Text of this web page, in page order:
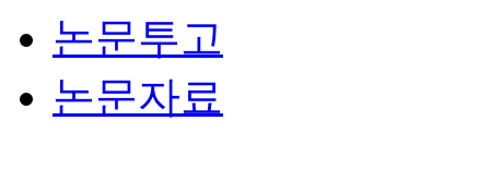
논문투고
논문자료